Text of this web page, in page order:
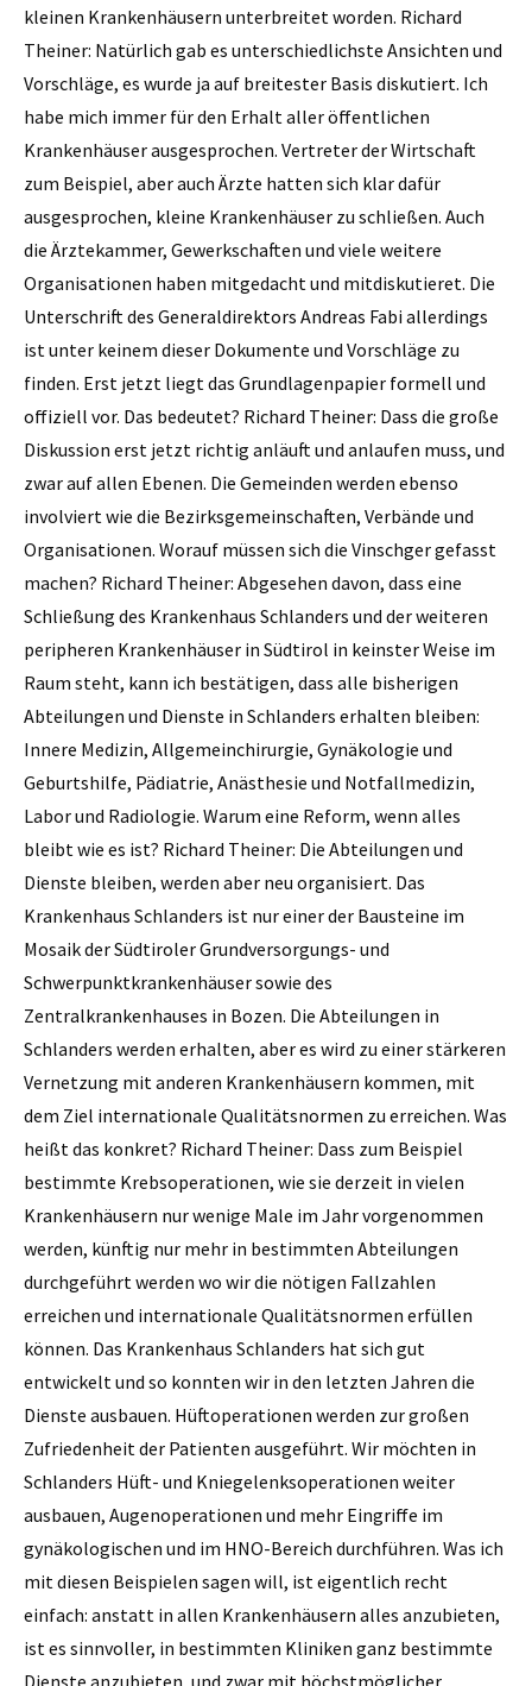
kleinen Krankenhäusern unterbreitet worden. Richard
Theiner: Natürlich gab es unterschiedlichste Ansichten und
Vorschläge, es wurde ja auf breitester Basis diskutiert. Ich
habe mich immer für den Erhalt aller ­öffentlichen
Krankenhäuser ausgesprochen. Vertreter der Wirtschaft
zum Beispiel, aber auch Ärzte hatten sich klar dafür
ausgesprochen, kleine Krankenhäuser zu schließen. Auch
die Ärztekammer, Gewerkschaften und viele weitere
Organisationen haben mitgedacht und mitdiskutieret. Die
Unterschrift des Generaldirektors Andreas Fabi allerdings
ist unter keinem dieser Dokumente und Vorschläge zu
finden. Erst jetzt liegt das Grundlagenpapier formell und
offiziell vor. Das bedeutet? Richard Theiner: Dass die große
Diskussion erst jetzt richtig anläuft und anlaufen muss, und
zwar auf allen Ebenen. Die Gemeinden werden ebenso
involviert wie die Bezirksgemeinschaften, Verbände und
Organisationen. Worauf müssen sich die Vinschger gefasst
machen? Richard Theiner: Abgesehen davon, dass eine
Schließung des Krankenhaus ­Schlanders und der weiteren
peripheren Krankenhäuser in Südtirol in keinster Weise im
Raum steht, kann ich bestätigen, dass alle bisherigen
Abteilungen und Dienste in Schlanders erhalten bleiben:
Innere Medizin, Allgemeinchirurgie, Gynäkologie und
Geburtshilfe, Pädiatrie, Anästhesie und Notfallmedizin,
Labor und Radiologie. Warum eine Reform, wenn alles
bleibt wie es ist? Richard Theiner: Die Abteilungen und
Dienste bleiben, werden aber neu organisiert. Das
Krankenhaus Schlanders ist nur einer der Bausteine im
Mosaik der Südtiroler Grundversorgungs- und
Schwerpunktkrankenhäuser sowie des
Zentralkrankenhauses in Bozen. Die Abteilungen in
Schlanders werden erhalten, aber es wird zu einer stärkeren
Vernetzung mit anderen Krankenhäusern kommen, mit
dem Ziel internationale Qualitätsnormen zu er­reichen. Was
heißt das konkret? Richard Theiner: Dass zum Beispiel
bestimmte Krebsoperationen, wie sie derzeit in vielen
Krankenhäusern nur wenige Male im Jahr vorgenommen
werden, künftig nur mehr in bestimmten Abteilungen
durchgeführt werden wo wir die nötigen Fallzahlen
erreichen und internationale Qualitätsnormen erfüllen
können. Das Krankenhaus Schlanders hat sich gut
entwickelt und so konnten wir in den letzten Jahren die
Dienste ausbauen. Hüftoperationen werden zur großen
Zufriedenheit der Patienten ausgeführt. Wir möchten in
Schlanders Hüft- und Kniegelenksoper­ationen weiter
ausbauen, Augenoperationen und mehr Eingriffe im
gynäkologischen und im HNO-Bereich durchführen. Was ich
mit diesen Beispielen sagen will, ist eigentlich recht
einfach: anstatt in allen Krankenhäusern alles anzubieten,
ist es sinnvoller, in bestimmten Kliniken ganz bestimmte
Dienste anzubieten, und zwar mit höchstmöglicher